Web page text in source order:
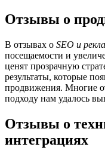
Отзывы о
В отзывах о SEO и
посещаемости и
ценят прозрачную
результаты, которые
продвижения. Многие
подходу нам удалось
Отзывы о
интеграциях